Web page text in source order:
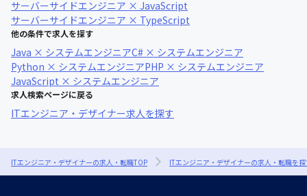
サーバーサイドエンジニア × JavaScript
サーバーサイドエンジニア × TypeScript
他の条件で求人を探す
Java × システムエンジニアC# × システムエンジニア
Python × システムエンジニアPHP × システムエンジニア
JavaScript × システムエンジニア
求人検索ページに戻る
ITエンジニア・デザイナー求人を探す
ITエンジニア・デザイナーの求人・転職TOP ITエンジニア・デザイナーの求人・転職を